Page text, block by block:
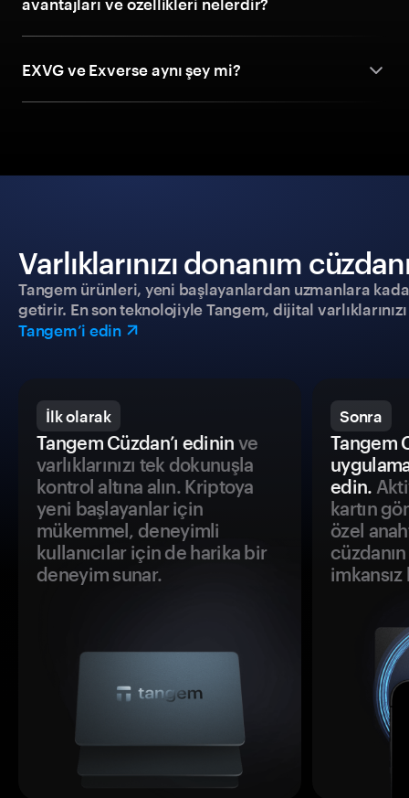
avantajları ve özellikleri nelerdir?
EXVG ve Exverse aynı şey mi?
Varlıklarınızı donanım
Tangem ürünleri, yeni başlayanlardan uzmanlara
getirir. En son teknolojiyle Tangem, dijital
Tangem’i edin
İlk olarak
Tangem Cüzdan’ı edinin ve
varlıklarınızı tek dokunuşla
kontrol altına alın. Kriptoya
yeni başlayanlar için
mükemmel, deneyimli
kullanıcılar için de harika bir
deneyim sunar.
Sonra
Tangem
edin.
kartın
özel